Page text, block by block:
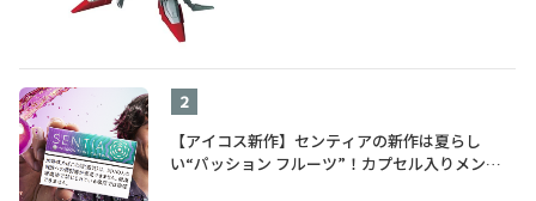
【アイコス新作】センティアの新作は夏らし
い“パッション フルーツ”！カプセル入りメンソ